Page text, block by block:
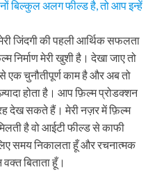
बिल्कुल अलग फील्ड है, तो आप इन्हें
जिंदगी की पहली आर्थिक सफलता
निर्माण मेरी खुशी है। देखा जाए तो
एक चुनौतीपूर्ण काम है और अब तो
होता है। आप फ़िल्म प्रोडक्शन
देख सकते हैं। मेरी नज़र में फ़िल्म
है वो आईटी फील्ड से काफी
समय निकालता हूँ और रचनात्मक
बिताता हूँ।